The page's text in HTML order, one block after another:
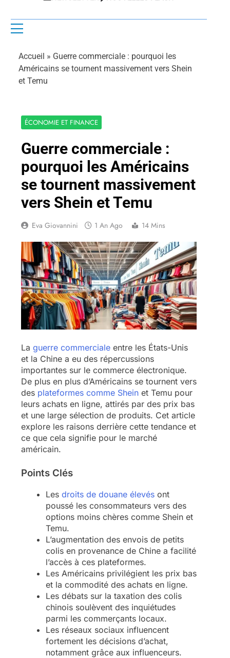
Accueil » Guerre commerciale : pourquoi les
Américains se tournent massivement vers Shein
et Temu
ÉCONOMIE ET FINANCE
Guerre commerciale :
pourquoi les Américains
se tournent massivement
vers Shein et Temu
Eva Giovannini 1 An Ago 14 Mins
La guerre commercialeentre les États-Unis
et la Chine a eu des répercussions
importantes sur le commerce électronique.
De plus en plus d’Américains se tournent vers
des plateformes comme Sheinet Temu pour
leurs achats en ligne, attirés par des prix bas
et une large sélection de produits. Cet article
explore les raisons derrière cette tendance et
ce que cela signifie pour le marché
américain.
Points Clés
Les droits de douane élevésont
poussé les consommateurs vers des
options moins chères comme Shein et
Temu.
L’augmentation des envois de petits
colis en provenance de Chine a facilité
l’accès à ces plateformes.
Les Américains privilégient les prix bas
et la commodité des achats en ligne.
Les débats sur la taxation des colis
chinois soulèvent des inquiétudes
parmi les commerçants locaux.
Les réseaux sociaux influencent
fortement les décisions d’achat,
notamment grâce aux influenceurs.